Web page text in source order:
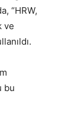
“HRW,
ve
bu